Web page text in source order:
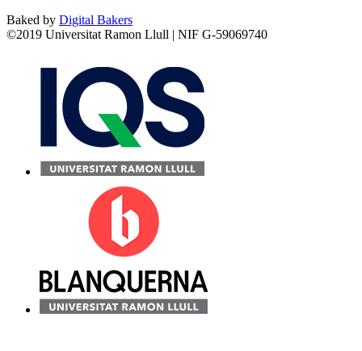
Baked by Digital Bakers
©2019 Universitat Ramon Llull | NIF G-59069740